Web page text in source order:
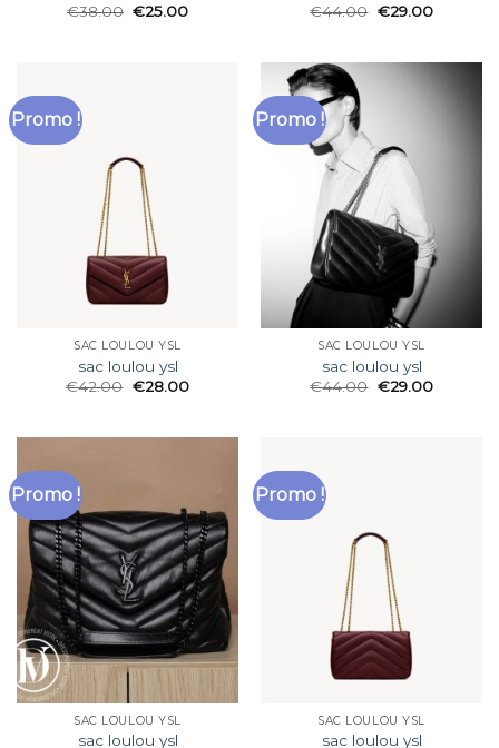
€38.00 €25.00
€44.00 €29.00
Promo !
SAC LOULOU YSL
sac loulou ysl
€42.00 €28.00
Promo !
SAC LOULOU YSL
sac loulou ysl
€44.00 €29.00
Promo !
SAC LOULOU YSL
sac loulou ysl
Promo !
SAC LOULOU YSL
sac loulou ysl